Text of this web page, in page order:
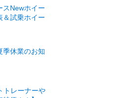
スNewホイー
＆試乗ホイー
季休業のお知
トレーナーや